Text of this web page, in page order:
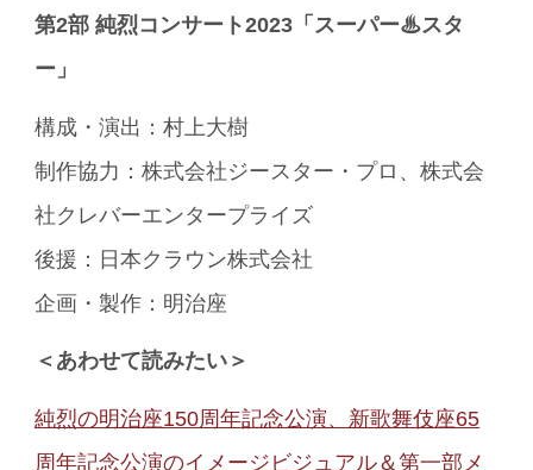
第2部 純烈コンサート2023「スーパー♨スタ
ー」
構成・演出：村上大樹
制作協力：株式会社ジースター・プロ、株式会
社クレバーエンタープライズ
後援：日本クラウン株式会社
企画・製作：明治座
＜あわせて読みたい＞
純烈の明治座150周年記念公演、新歌舞伎座65
周年記念公演のイメージビジュアル＆第一部メ